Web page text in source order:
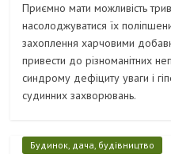
Приємно мати можливість
насолоджуватися їх
захоплення харчовими
привести до різноманітних
синдрому дефіциту уваги і
судинних захворювань.
Будинок, дача, будівництво